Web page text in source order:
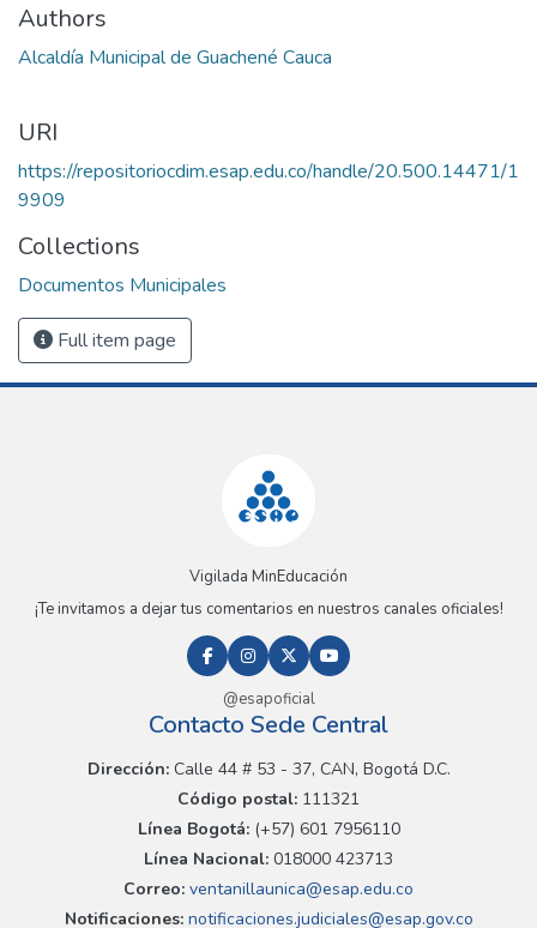
Authors
Alcaldía Municipal de Guachené Cauca
URI
https://repositoriocdim.esap.edu.co/handle/20.500.14471/1
9909
Collections
Documentos Municipales
Full item page
Vigilada MinEducación
¡Te invitamos a dejar tus comentarios en nuestros canales oficiales!
@esapoficial
Contacto Sede Central
Dirección:Calle 44 # 53 - 37, CAN, Bogotá D.C.
Código postal: 111321
Línea Bogotá:(+57) 601 7956110
Línea Nacional: 018000 423713
Correo: ventanillaunica@esap.edu.co
Notificaciones:notificaciones.judiciales@esap.gov.co